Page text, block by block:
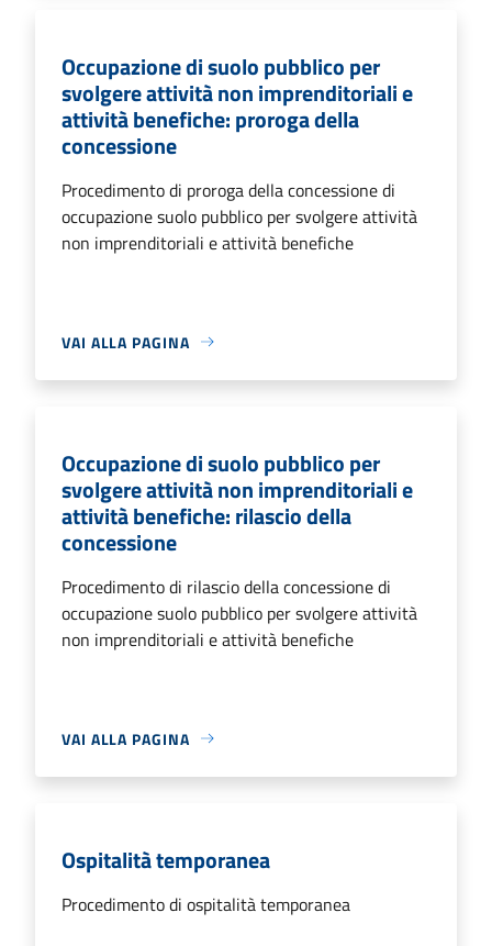
Occupazione di suolo pubblico per
svolgere attività non imprenditoriali e
attività benefiche: proroga della
concessione
Procedimento di proroga della concessione di
occupazione suolo pubblico per svolgere attività
non imprenditoriali e attività benefiche
VAI ALLA PAGINA
Occupazione di suolo pubblico per
svolgere attività non imprenditoriali e
attività benefiche: rilascio della
concessione
Procedimento di rilascio della concessione di
occupazione suolo pubblico per svolgere attività
non imprenditoriali e attività benefiche
VAI ALLA PAGINA
Ospitalità temporanea
Procedimento di ospitalità temporanea